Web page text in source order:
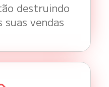
destruindo
suas vendas